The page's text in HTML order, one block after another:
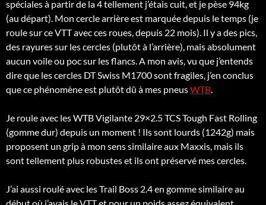
spéciales à partir de la 4 tellement j’étais cuit, et je pèse 94kg
(au départ). Mon cercle arrière est marquée depuis le temps (je
roule sur ce VTT avec ces roues, depuis 22 mois). Il y a des pics,
des rayures sur les cercles (plutôt à l’arrière), mais absolument
aucun voile ou poc sur les flancs. A mon avis, vu que j’entends
dire que les cercles DT Swiss M1700 sont fragiles, j’en conclus
que ce phénomène est plutôt dû à mes pneusWTB
Je roule avec les WTB Vigilante 29×2.5 TCS Tough Fast Rolling
(gomme dur) depuis un moment ! Ils sont lourds (1242g) mais
proposent un grip à mon sens similaire aux Maxxis, mais ils
sont tellement plus robustes et ils ont préservé mes cercles.
J’ai aussi roulé avec les Trail Boss 2.4 en gomme similaire au